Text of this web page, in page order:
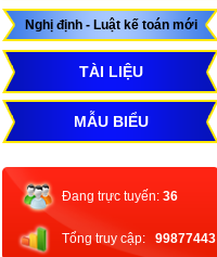
Nghị định - Luật kế toán mới
TÀI LIỆU
MẪU BIỂU
Đang trực tuyến: 36
Tổng truy cập: 99877443